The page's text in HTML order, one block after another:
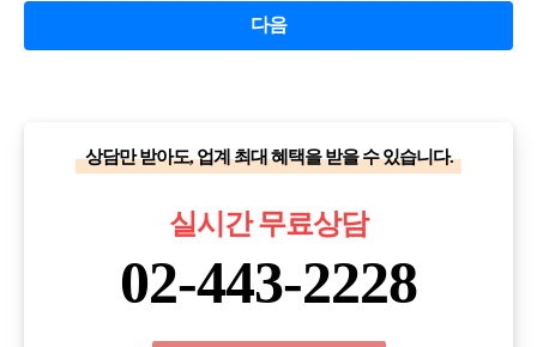
제출함으로 이용신청을 할 수 있습니다.
2. 서비스는 반드시 실명으로 이용신청을 해야 하며 1인 1개의 ID만
있고, 사실과 다른 정보의 입력으로 발생하는 손해에 대해서는 법적
책임을 지지 않습니다.
다음
상담만 받아도, 업계 최대 혜택을 받을 수 있습니다.
실시간 무료상담
02-443-2228